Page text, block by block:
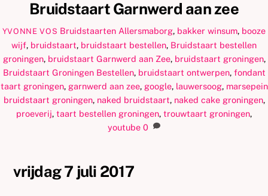
Bruidstaart Garnwerd aan zee
YVONNE VOS Bruidstaarten Allersmaborg, bakker winsum, booze
wijf, bruidstaart, bruidstaart bestellen, Bruidstaart bestellen
groningen, bruidstaart Garnwerd aan Zee, bruidstaart groningen,
Bruidstaart Groningen Bestellen, bruidstaart ontwerpen, fondant
taart groningen, garnwerd aan zee, google, lauwersoog, marsepein
bruidstaart groningen, naked bruidstaart, naked cake groningen,
proeverij, taart bestellen groningen, trouwtaart groningen,
youtube 0
vrijdag 7 juli 2017